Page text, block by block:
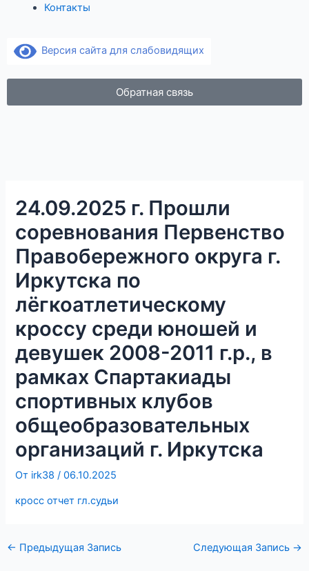
Контакты
Версия сайта для слабовидящих
Обратная связь
n
o
k
l
a
s
s
n
i
k
i
24.09.2025 г. Прошли
соревнования Первенство
Правобережного округа г.
Иркутска по
лёгкоатлетическому
кроссу среди юношей и
девушек 2008-2011 г.р., в
рамках Спартакиады
спортивных клубов
общеобразовательных
организаций г. Иркутска
От irk38/06.10.2025
кросс отчет гл.судьи
← Предыдущая Запись Следующая Запись →